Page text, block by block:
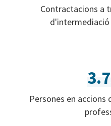
Contractacions a
d'intermediació
Persones en